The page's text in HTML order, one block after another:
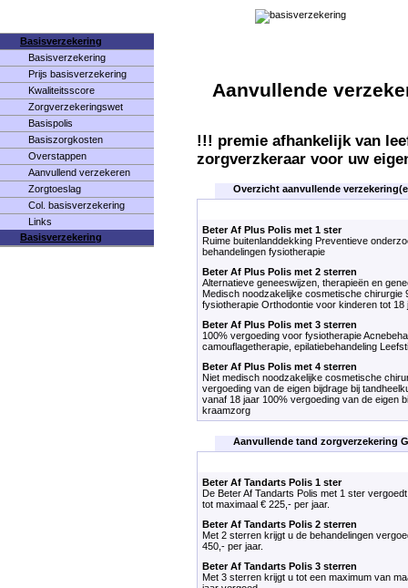
Basisverzekering
Basisverzekering
Prijs basisverzekering
Kwaliteitsscore
Zorgverzekeringswet
Basispolis
Basiszorgkosten
Overstappen
Aanvullend verzekeren
Zorgtoeslag
Col. basisverzekering
Links
Basisverzekering
Aanvullende
!!! premie afhankelijk van
zorgverzkeraar voor uw
Overzicht aanvullende
Beter Af Plus Polis met 1 ster
Ruime buitenlanddekking Preventieve
behandelingen fysiotherapie
Beter Af Plus Polis met 2 sterren
Alternatieve geneeswijzen, therapieën en
Medisch noodzakelijke cosmetische chirurgie
fysiotherapie Orthodontie voor kinderen tot 18
Beter Af Plus Polis met 3 sterren
100% vergoeding voor fysiotherapie
camouflagetherapie, epilatiebehandeling
Beter Af Plus Polis met 4 sterren
Niet medisch noodzakelijke cosmetische
vergoeding van de eigen bijdrage bij
vanaf 18 jaar 100% vergoeding van de eigen
kraamzorg
Aanvullende tand zorgverzekering
Beter Af Tandarts Polis 1 ster
De Beter Af Tandarts Polis met 1 ster
tot maximaal € 225,- per jaar.
Beter Af Tandarts Polis 2 sterren
Met 2 sterren krijgt u de behandelingen
450,- per jaar.
Beter Af Tandarts Polis 3 sterren
Met 3 sterren krijgt u tot een maximum van